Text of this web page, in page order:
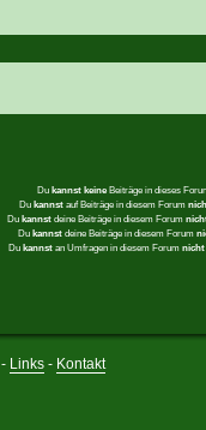
Du kannst keineBeiträge in dieses
Du kannstauf Beiträge in diesem Forum
Du kannstdeine Beiträge in diesem Forum
Du kannstdeine Beiträge in diesem Forum
Du kannstan Umfragen in diesem Forum nicht
- Links - Kontakt